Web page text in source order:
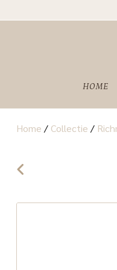
HOME
SHOWROOM
Home / Collectie /